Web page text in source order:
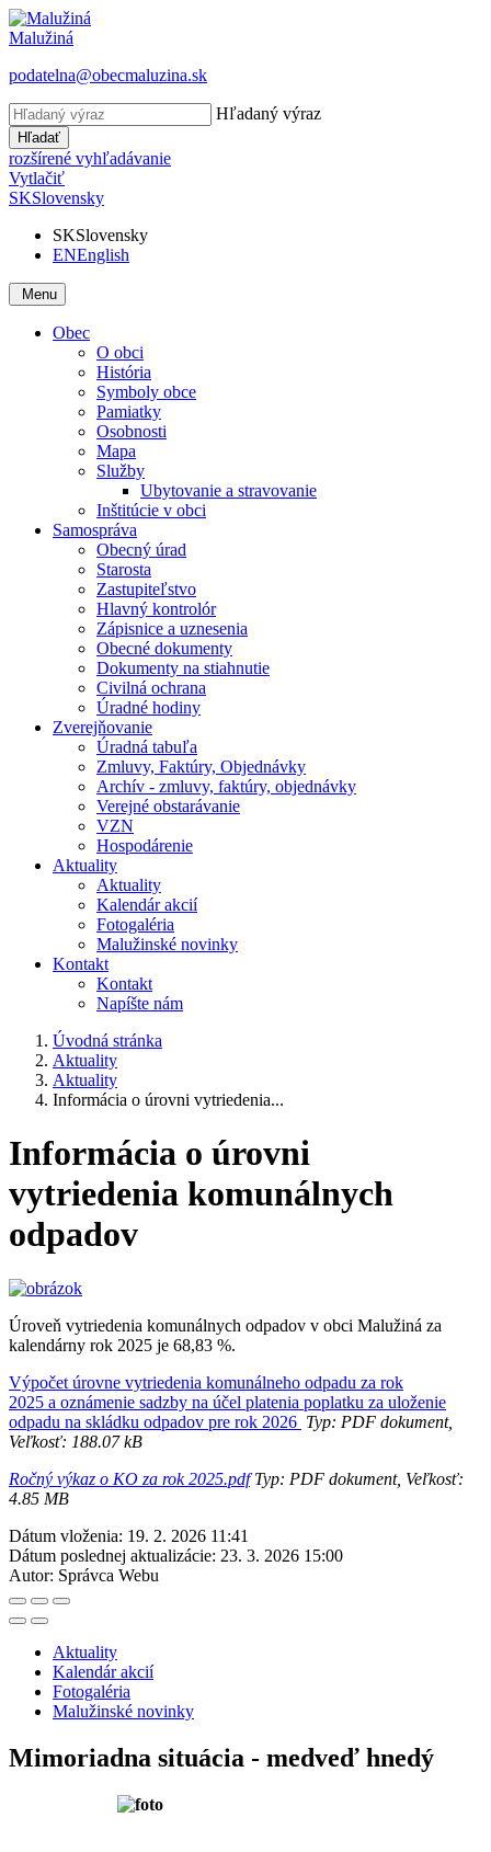
Malužiná
podatelna@obecmaluzina.sk
Hľadaný výraz
Hľadať
rozšírené vyhľadávanie
Vytlačiť
SKSlovensky
SKSlovensky
ENEnglish
Menu
Obec
O obci
História
Symboly obce
Pamiatky
Osobnosti
Mapa
Služby
Ubytovanie a stravovanie
Inštitúcie v obci
Samospráva
Obecný úrad
Starosta
Zastupiteľstvo
Hlavný kontrolór
Zápisnice a uznesenia
Obecné dokumenty
Dokumenty na stiahnutie
Civilná ochrana
Úradné hodiny
Zverejňovanie
Úradná tabuľa
Zmluvy, Faktúry, Objednávky
Archív - zmluvy, faktúry, objednávky
Verejné obstarávanie
VZN
Hospodárenie
Aktuality
Aktuality
Kalendár akcií
Fotogaléria
Malužinské novinky
Kontakt
Kontakt
Napíšte nám
Úvodná stránka
Aktuality
Aktuality
Informácia o úrovni vytriedenia...
Informácia o úrovni
vytriedenia komunálnych
odpadov
Úroveň vytriedenia komunálnych odpadov v obci Malužiná za
kalendárny rok 2025 je 68,83 %.
Výpočet úrovne vytriedenia komunálneho odpadu za rok
2025 a oznámenie sadzby na účel platenia poplatku za uloženie
odpadu na skládku odpadov pre rok 2026 Typ: PDF dokument,
Veľkosť: 188.07 kB
Ročný výkaz o KO za rok 2025.pdfTyp: PDF dokument, Veľkosť:
4.85 MB
Dátum vloženia: 19. 2. 2026 11:41
Dátum poslednej aktualizácie: 23. 3. 2026 15:00
Autor: Správca Webu
Aktuality
Kalendár akcií
Fotogaléria
Malužinské novinky
Mimoriadna situácia - medveď hnedý